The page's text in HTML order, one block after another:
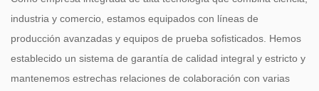
industria y comercio, estamos equipados con líneas de
producción avanzadas y equipos de prueba sofisticados. Hemos
establecido un sistema de garantía de calidad integral y estricto y
mantenemos estrechas relaciones de colaboración con varias